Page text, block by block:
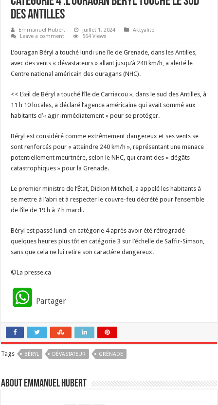
des Antilles
Emmanuel Hubert juillet 1, 2024
Aktyalite
Leave a comment
564 Views
L’ouragan Béryl a touché lundi une île de Grenade, dans les Antilles,
avec des vents « dévastateurs » allant jusqu’à 240 km/h, a alerté le
Centre national américain des ouragans (NHC).
<< L’œil de Béryl a touché l’île de Carriacou », dans le sud des Antilles, à
11 h 10 locales, a déclaré l’agence américaine qui avait sommé aux
habitants d’« agir immédiatement » pour se protéger.
Béryl est considéré comme extrêmement dangereux et ses vents se
sont renforcés pour « atteindre 240 km/h », représentant une menace
potentiellement meurtrière, selon le NHC, qui craint des « dégâts
catastrophiques » pour la Grenade.
Le premier ministre de l’État, Dickon Mitchell, a appelé les habitants à
se mettre à l’abri et à respecter le couvre-feu décrété pour l’ensemble
de l’île de 19 h à 7 h mardi.
Béryl est passé lundi en catégorie 4 après avoir été rétrogradé
quelques heures plus tôt en catégorie 3 sur l’échelle de Saffir-Simson,
sans que cela ne lui retire son caractère dangereux.
©La presse.ca
W
a
t
Partager
Tags BÉRYL DÉVASTATEUR GRÉNADE
About Emmanuel Hubert